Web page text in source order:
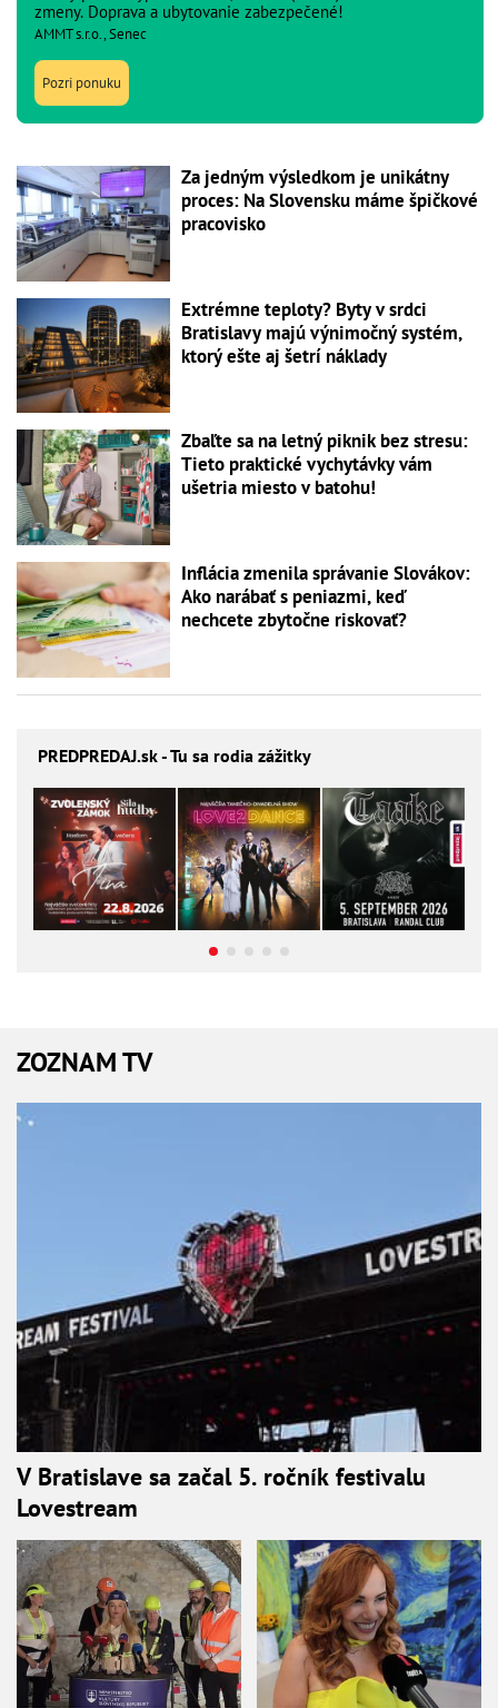
zmeny. Doprava a ubytovanie zabezpečené!
AMMT s.r.o., Senec
Pozri ponuku
Za jedným výsledkom je unikátny
proces: Na Slovensku máme špičkové
pracovisko
Extrémne teploty? Byty v srdci
Bratislavy majú výnimočný systém,
ktorý ešte aj šetrí náklady
Zbaľte sa na letný piknik bez stresu:
Tieto praktické vychytávky vám
ušetria miesto v batohu!
Inflácia zmenila správanie Slovákov:
Ako narábať s peniazmi, keď
nechcete zbytočne riskovať?
PREDPREDAJ.sk - Tu sa rodia zážitky
ZOZNAM TV
V Bratislave sa začal 5. ročník festivalu
Lovestream